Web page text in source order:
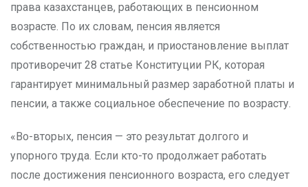
права казахстанцев, работающих в пенсионном
возрасте. По их словам, пенсия является
собственностью граждан, и приостановление выплат
противоречит 28 статье Конституции РК, которая
гарантирует минимальный размер заработной платы и
пенсии, а также социальное обеспечение по возрасту.
«Во-вторых, пенсия — это результат долгого и
упорного труда. Если кто-то продолжает работать
после достижения пенсионного возраста, его следует